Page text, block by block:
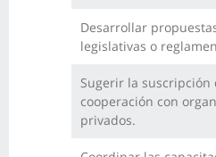
Desarrollar
legislativas o
Sugerir la suscripción
cooperación con
privados.